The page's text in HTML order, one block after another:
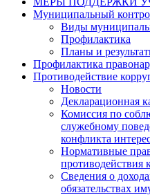
Муниципальный
Виды
Профилактика
Планы и
Профилактика
Противодействие
Новости
Декларационная
Комиссия по
служебному
конфликта
Нормативные
противодействия
Сведения о
обязательствах